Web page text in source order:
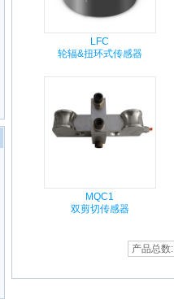
LFC
轮辐&扭环式传感器
MQC1
双剪切传感器
产品总